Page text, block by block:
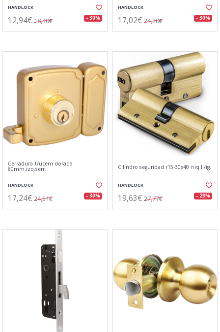
HANDLOCK
12,94€ 18,40€ - 30%
HANDLOCK
17,02€ 24,20€ - 30%
Cerradura t/ucem dorada
80mm.izq.serr.
HANDLOCK
17,24€ 24,51€ - 30%
Cilindro seguridad r15-30x40 niq.ll/ig.
HANDLOCK
19,63€ 27,77€ - 29%